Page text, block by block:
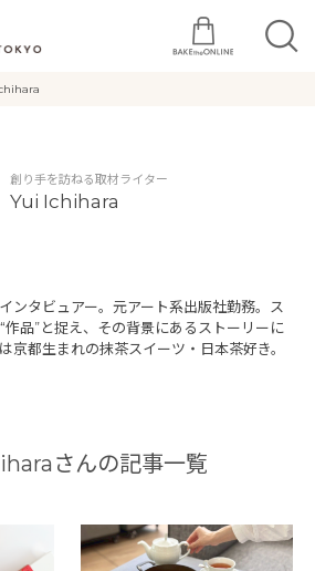
創り手を訪ねる取材ライター
Yui Ichihara
ンタビュアー。元アート系出版社勤務。ス
作品”と捉え、その背景にあるストーリーに
京都生まれの抹茶スイーツ・日本茶好き。
さんの記事一覧